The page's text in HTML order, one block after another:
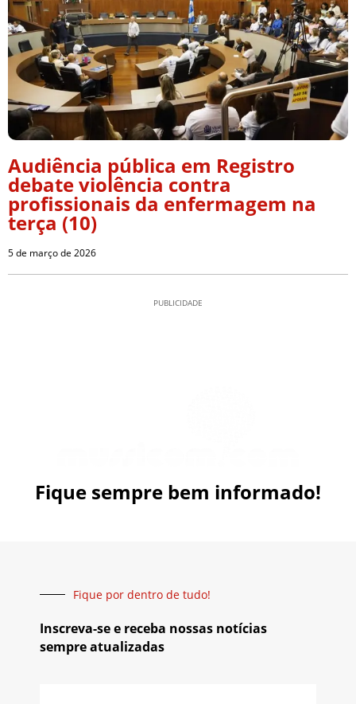
Audiência pública em Registro
debate violência contra
profissionais da enfermagem na
terça (10)
5 de março de 2026
PUBLICIDADE
Fique sempre bem informado!
Fique por dentro de tudo!
Inscreva-se e receba nossas notícias
sempre atualizadas